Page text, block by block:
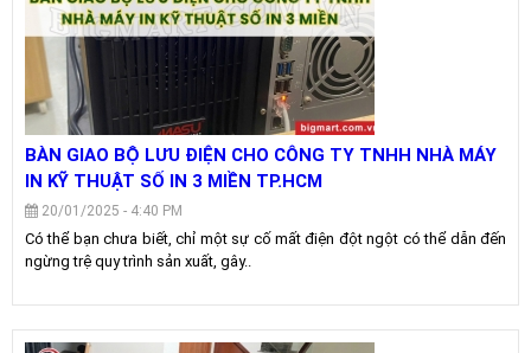
BÀN GIAO BỘ LƯU ĐIỆN CHO CÔNG TY TNHH NHÀ MÁY
IN KỸ THUẬT SỐ IN 3 MIỀN TP.HCM
20/01/2025 - 4:40 PM
Có thể bạn chưa biết, chỉ một sự cố mất điện đột ngột có thể dẫn đến
ngừng trệ quy trình sản xuất, gây..